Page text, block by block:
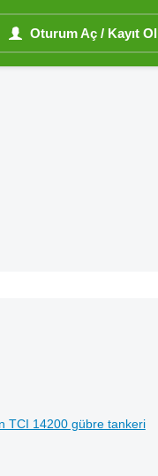
Oturum Aç / Kayıt Ol
TCI 14200 gübre tankeri